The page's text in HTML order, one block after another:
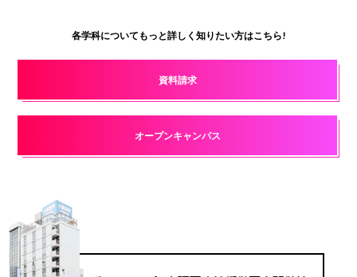
各学科についてもっと詳しく知りたい方はこちら!
資料請求
オープンキャンパス